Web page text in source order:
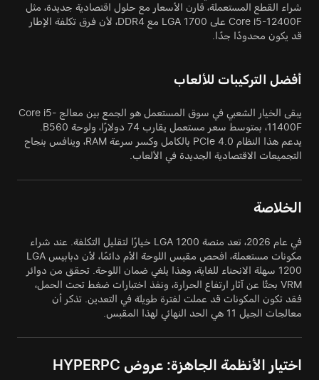
شراء القطع المستعملة، قارن الأسعار مع حلول اقتصادية جديدة، مثل
Core i5-12400F على LGA 1700 مع DDR4، لأن فرق تكلفة الإطار
قد يكون محدودًا جدًا.
أفضل التركيبات للألعاب
يبقى الخيار الشعبي في سوق المستعمل هو الجمع بين معالج Core i5-
يدعم هذا النظام PCIe 4.0 بالكامل وكسر سرعة RAM، وينافس بنجاح
التجميعات الاقتصادية الجديدة في الألعاب.
الخلاصة
في عام 2026، تعد منصة LGA 1200 خيارًا لتقليل التكلفة. عند شراء
مكونات مستعملة، افحص مقبس اللوحة الأم دائمًا، لأن دبابيس LGA
1200 سهلة الانحناء للغاية، وهذا يلغي ضمان اللوحة. تحقق من دوائر
VRM بحثًا عن آثار ارتفاع الحرارة، ونفذ اختبارات ضغط تحت الحمل،
فقد تكون المكونات قد عملت لفترة طويلة في التعدين. تذكر أن
معالجات الجيل 11 هي الحد النهائي لهذا المقبس.
اختيار الأنظمة الجاهزة: عروض HYPERPC